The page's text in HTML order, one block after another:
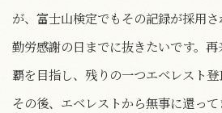
が、富士山検定でもその記録が採用
勤労感謝の日までに抜きたいです。
覇を目指し、残りの一つエベレスト登
その後、エベレストから無事に還っ